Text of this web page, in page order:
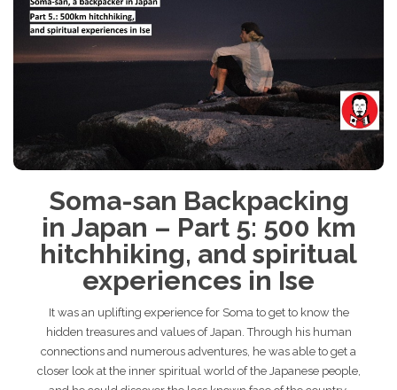
Soma-san Backpacking
in Japan – Part 5: 500 km
hitchhiking, and spiritual
experiences in Ise
It was an uplifting experience for Soma to get to know the
hidden treasures and values of Japan. Through his human
connections and numerous adventures, he was able to get a
closer look at the inner spiritual world of the Japanese people,